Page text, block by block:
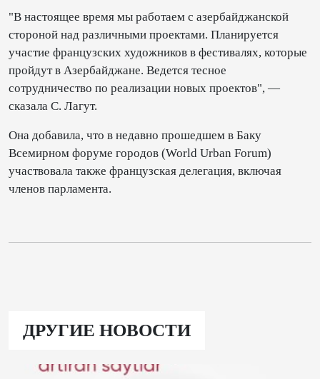
"В настоящее время мы работаем с азербайджанской
стороной над различными проектами. Планируется
участие французских художников в фестивалях, которые
пройдут в Азербайджане. Ведется тесное
сотрудничество по реализации новых проектов", —
сказала С. Лагут.
Она добавила, что в недавно прошедшем в Баку
Всемирном форуме городов (World Urban Forum)
участвовала также французская делегация, включая
членов парламента.
ДРУГИЕ НОВОСТИ